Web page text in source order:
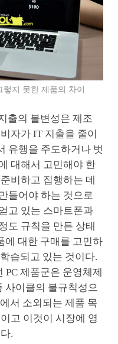
지 못한 제품의 차이
출의 불변성은 제조
자가 IT 지출을 줄이
유행을 주도하거나 벗
대해서 고민해야 한
비하고 집행하는 데
들어야 하는 것으로
고 있는 스마트폰과
도 규칙을 만든 상태
에 대한 구매를 고민하
습되고 있는 것이다.
제품군은 운영체제
사이클의 불규칙성으
서 소외되는 제품 목
고 이것이 시장에 영
.